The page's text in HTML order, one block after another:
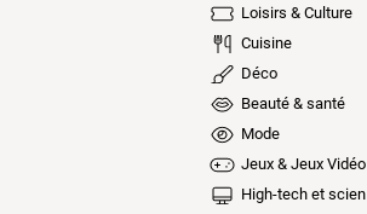
Loisirs & Culture
Cuisine
Déco
Beauté & santé
Mode
Jeux & Jeux Vidéo
High-tech et sciences